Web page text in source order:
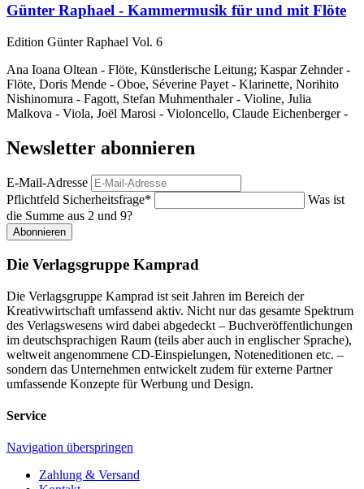
Günter Raphael - Kammermusik für und mit Flöte
Edition Günter Raphael Vol. 6
Ana Ioana Oltean - Flöte, Künstlerische Leitung; Kaspar Zehnder -
Flöte, Doris Mende - Oboe, Séverine Payet - Klarinette, Norihito
Nishinomura - Fagott, Stefan Muhmenthaler - Violine, Julia
Malkova - Viola, Joël Marosi - Violoncello, Claude Eichenberger -
Newsletter abonnieren
E-Mail-Adresse
Pflichtfeld Sicherheitsfrage*
Was ist
die Summe aus 2 und 9?
Abonnieren
Die Verlagsgruppe Kamprad
Die Verlagsgruppe Kamprad ist seit Jahren im Bereich der
Kreativwirtschaft umfassend aktiv. Nicht nur das gesamte Spektrum
des Verlagswesens wird dabei abgedeckt – Buchveröffentlichungen
im deutschsprachigen Raum (teils aber auch in englischer Sprache),
weltweit angenommene CD-Einspielungen, Noteneditionen etc. –
sondern das Unternehmen entwickelt zudem für externe Partner
umfassende Konzepte für Werbung und Design.
Service
Navigation überspringen
Zahlung & Versand